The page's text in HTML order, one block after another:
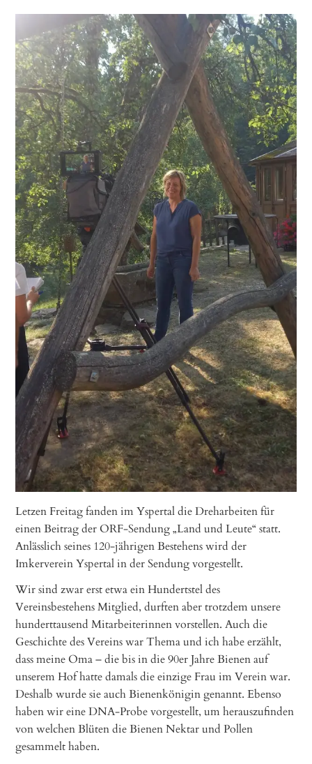
Letzen Freitag fanden im Yspertal die Dreharbeiten für
einen Beitrag der ORF-Sendung „Land und Leute“ statt.
Anlässlich seines 120-jährigen Bestehens wird der
Imkerverein Yspertal in der Sendung vorgestellt.
Wir sind zwar erst etwa ein Hundertstel des
Vereinsbestehens Mitglied, durften aber trotzdem unsere
hunderttausend Mitarbeiterinnen vorstellen. Auch die
Geschichte des Vereins war Thema und ich habe erzählt,
dass meine Oma – die bis in die 90er Jahre Bienen auf
unserem Hof hatte damals die einzige Frau im Verein war.
Deshalb wurde sie auch Bienenkönigin genannt. Ebenso
haben wir eine DNA-Probe vorgestellt, um herauszufinden
von welchen Blüten die Bienen Nektar und Pollen
gesammelt haben.